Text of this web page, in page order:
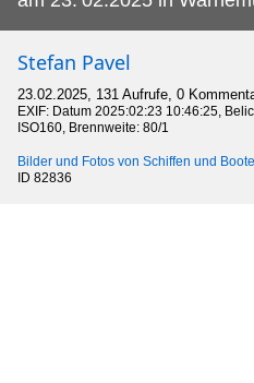
Stefan Pavel
23.02.2025, 131 Aufrufe, 0
EXIF: Datum 2025:02:23 10:46:25,
ISO160, Brennweite: 80/1
Bilder und Fotos von Schiffen und
ID 82836